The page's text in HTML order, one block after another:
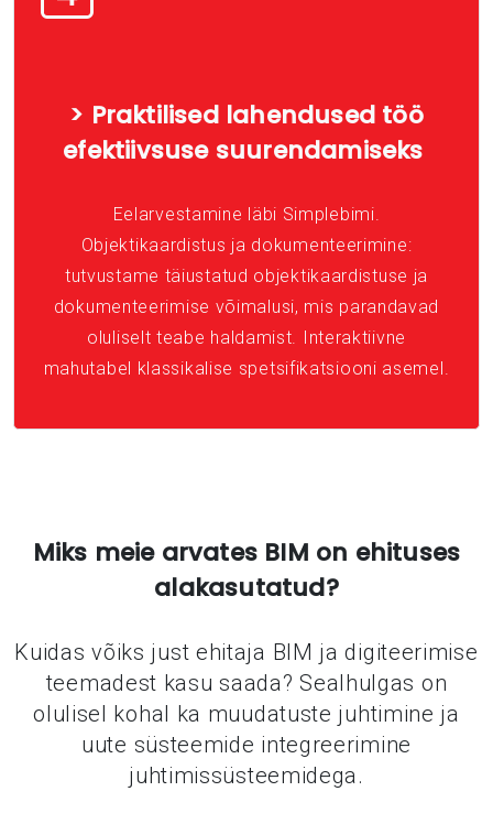
> Praktilised lahendused töö
efektiivsuse suurendamiseks
Eelarvestamine läbi Simplebimi.
Objektikaardistus ja dokumenteerimine:
tutvustame täiustatud objektikaardistuse ja
dokumenteerimise võimalusi, mis parandavad
oluliselt teabe haldamist. Interaktiivne
mahutabel klassikalise spetsifikatsiooni asemel.
Miks meie arvates BIM on ehituses
alakasutatud?
Kuidas võiks just ehitaja BIM ja digiteerimise
teemadest kasu saada? Sealhulgas on
olulisel kohal ka muudatuste juhtimine ja
uute süsteemide integreerimine
juhtimissüsteemidega.